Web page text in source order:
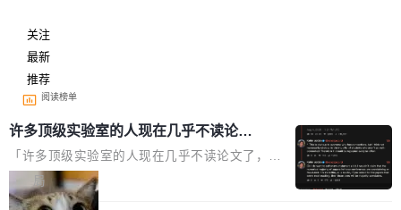
关注
最新
推荐
阅读榜单
许多顶级实验室的人现在几乎不读论文
了
「许多顶级实验室的人现在几乎不读论文了，而
且他们认为 ICLR/ICML/NeurIPS 充斥着大量过
度宣传和欺诈。」 OpenAI 研究员 Keller Jorda
局